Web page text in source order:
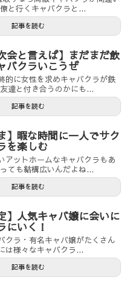
と行くキャバクラと...
記事を読む
会と言えば】まだまだ飲
バクラいこうぜ
的に女性を求めキャバクラが鉄
達と付き合うのかにも...
記事を読む
】暇な時間に一人でサク
を楽しむ
アットホームなキャバクラもあ
ても結構広いんだよね...
記事を読む
】人気キャバ嬢に会いに
にいく！
クラ・有名キャバ嬢がたくさん
は様々なキャバクラ...
記事を読む